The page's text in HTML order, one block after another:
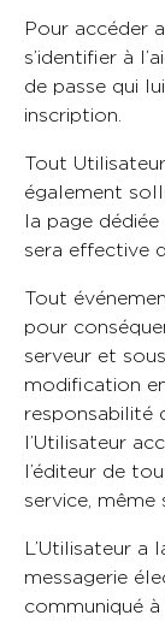
Pour accéder
s’identifier à
de passe qui
inscription.
Tout
également
la page
sera effective
Tout
pour
serveur et
modification
responsabilité
l’Utilisateur
l’éditeur de
service, même
L’Utilisateur
messagerie
communiqué à